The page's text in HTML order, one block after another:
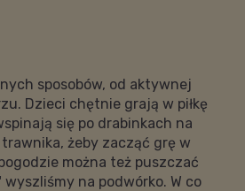
sposobów, od aktywnej
Dzieci chętnie grają w piłkę
się po drabinkach na
żeby zacząć grę w
można też puszczać
na podwórko. W co